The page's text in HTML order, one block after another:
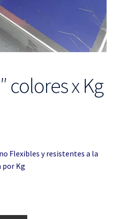
colores x Kg
Flexibles y resistentes a la
por Kg